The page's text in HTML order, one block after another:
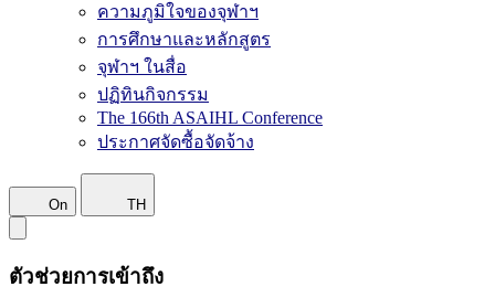
ความภูมิใจของจุฬาฯ
การศึกษาและหลักสูตร
จุฬาฯ ในสื่อ
ปฏิทินกิจกรรม
The 166th ASAIHL Conference
ประกาศจัดซื้อจัดจ้าง
On TH
ตัวช่วยการเข้าถึง